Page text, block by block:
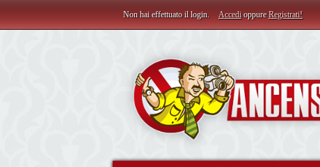
Non hai effettuato il login. Accedi oppureRegistrati!